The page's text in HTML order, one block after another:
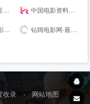
！ 中国电影资料馆（中国电影艺术研究中心）
钻阔电影网-最新高清电影-热播电视剧免费观看-钻阔影视
收录 -
网站地图